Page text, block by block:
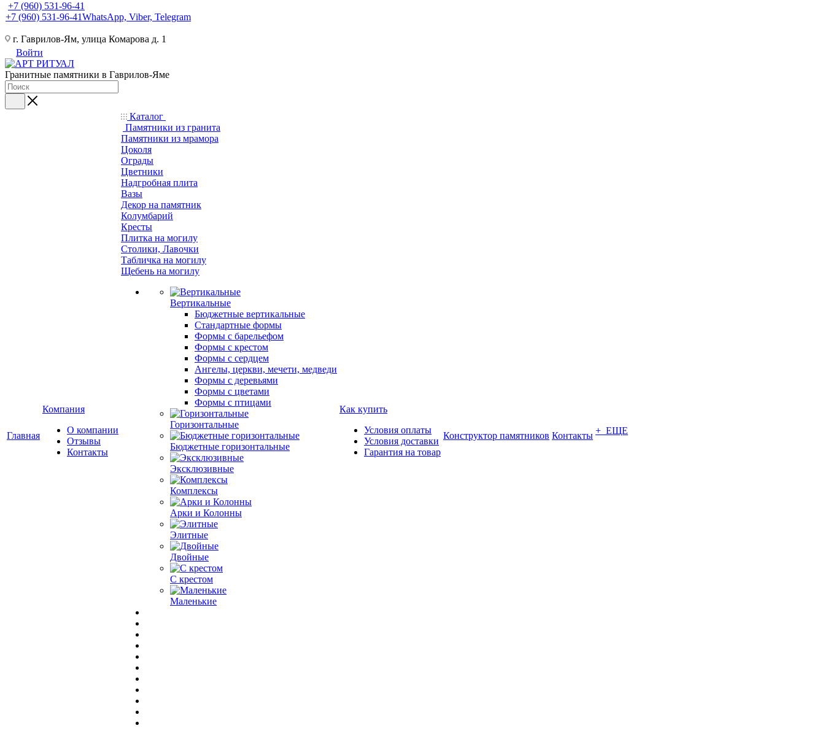
+7 (960) 531-96-41
+7 (960) 531-96-41WhatsApp, Viber, Telegram
г. Гаврилов-Ям, улица Комарова д. 1
Войти
Гранитные памятники в Гаврилов-Яме
Главная
Компания
О компании
Отзывы
Контакты
Каталог
Памятники из гранита
Памятники из мрамора
Цоколя
Ограды
Цветники
Надгробная плита
Вазы
Декор на памятник
Колумбарий
Кресты
Плитка на могилу
Столики, Лавочки
Табличка на могилу
Щебень на могилу
Вертикальные
Бюджетные вертикальные
Стандартные формы
Формы с барельефом
Формы с крестом
Формы с сердцем
Ангелы, церкви, мечети, медведи
Формы с деревьями
Формы с цветами
Формы с птицами
Горизонтальные
Бюджетные горизонтальные
Эксклюзивные
Комплексы
Арки и Колонны
Элитные
Двойные
С крестом
Маленькие
Как купить
Условия оплаты
Условия доставки
Гарантия на товар
Конструктор памятников Контакты + ЕЩЕ